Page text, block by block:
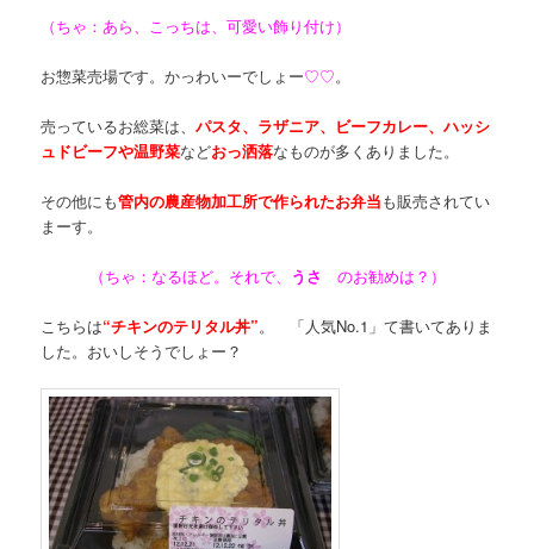
（ちゃ：あら、こっちは、可愛い飾り付け）
お惣菜売場です。かっわいーでしょー♡♡。
売っているお総菜は、パスタ、ラザニア、ビーフカレー、ハッシ
ュドビーフや温野菜などおっ洒落なものが多くありました。
その他にも管内の農産物加工所で作られたお弁当も販売されてい
まーす。
（ちゃ：なるほど。それで、 うさ のお勧めは？）
こちらは“チキンのテリタル丼”。 「人気No.1」て書いてありま
した。おいしそうでしょー？